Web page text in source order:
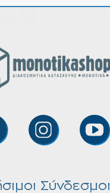
Σύνδεσμοι